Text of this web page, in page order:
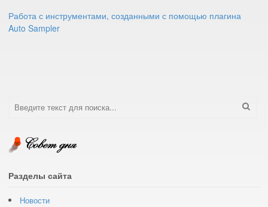
Работа с инструментами, созданными с помощью плагина
Auto Sampler
Разделы сайта
Новости